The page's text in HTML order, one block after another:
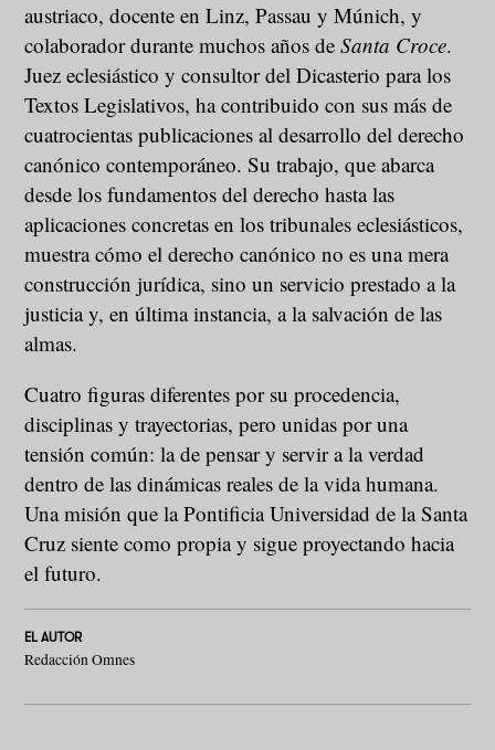
austriaco, docente en Linz, Passau y Múnich, y
colaborador durante muchos años deSanta Croce.
Juez eclesiástico y consultor del Dicasterio para los
Textos Legislativos, ha contribuido con sus más de
cuatrocientas publicaciones al desarrollo del derecho
canónico contemporáneo. Su trabajo, que abarca
desde los fundamentos del derecho hasta las
aplicaciones concretas en los tribunales eclesiásticos,
muestra cómo el derecho canónico no es una mera
construcción jurídica, sino un servicio prestado a la
justicia y, en última instancia, a la salvación de las
almas.
Cuatro figuras diferentes por su procedencia,
disciplinas y trayectorias, pero unidas por una
tensión común: la de pensar y servir a la verdad
dentro de las dinámicas reales de la vida humana.
Una misión que la Pontificia Universidad de la Santa
Cruz siente como propia y sigue proyectando hacia
el futuro.
EL AUTOR
Redacción Omnes